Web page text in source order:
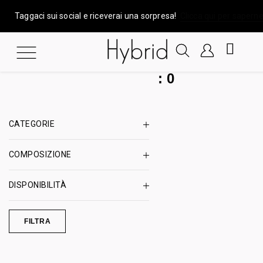
Taggaci sui social e riceverai una sorpresa!
: 0
CATEGORIE
COMPOSIZIONE
DISPONIBILITÀ
FILTRA